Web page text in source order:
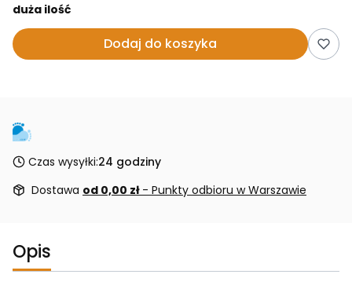
duża ilość
Dodaj do koszyka
Czas wysyłki:24 godziny
Dostawa od 0,00 zł - Punkty odbioru w Warszawie
Opis